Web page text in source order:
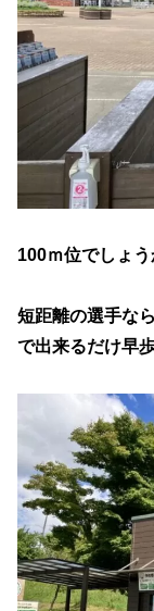
100ｍ位でしょう
短距離の選手な
で出来るだけ早